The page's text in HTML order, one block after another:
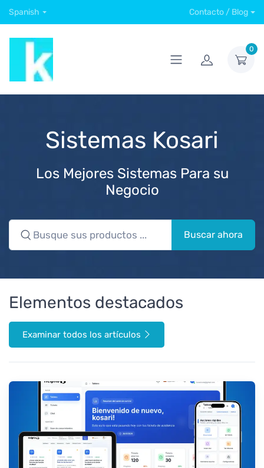
Spanish Contacto / Blog
0
Sistemas Kosari
Los Mejores Sistemas Para su
Negocio
Buscar ahora
Elementos destacados
Examinar todos los artículos